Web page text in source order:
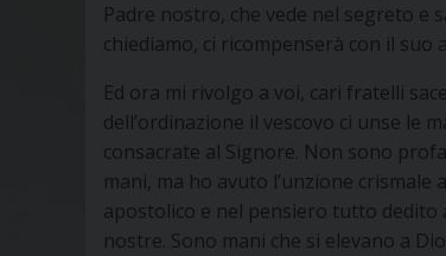
Padre nostro, che vede nel segreto e
chiediamo, ci ricompenserà con il suo
Ed ora mi rivolgo a voi, cari fratelli
dell’ordinazione il vescovo ci unse le
consacrate al Signore. Non sono
mani, ma ho avuto l’unzione
apostolico e nel pensiero tutto
nostre. Sono mani che si elevano a